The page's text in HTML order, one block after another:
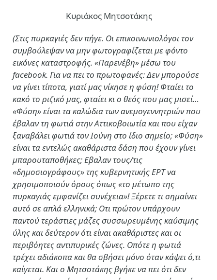
Κυριάκος Μητσοτάκης
(Στις πυρκαγιές δεν πήγε. Οι επικοινωνιολόγοι τον
συμβούλεψαν να μην φωτογραφίζεται με φόντο
εικόνες καταστροφής. «Παρενέβη» μέσω του
facebook. Για να πει το πρωτοφανές: Δεν μπορούσε
να γίνει τίποτα, γιατί μας νίκησε η φύση! Φταίει το
κακό το ριζικό μας, φταίει κι ο θεός που μας μισεί…
«Φύση» είναι τα καλώδια των ανεμογεννητριών που
έβαλαν τη φωτιά στην Αττικοβοιωτία και που είχαν
ξαναβάλει φωτιά τον Ιούνη στο ίδιο σημείο; «Φύση»
είναι τα εντελώς ακαθάριστα δάση που έχουν γίνει
μπαρουταποθήκες; Εβαλαν τους/τις
«δημοσιογράφους» της κυβερνητικής ΕΡΤ να
χρησιμοποιούν όρους όπως «το μέτωπο της
πυρκαγιάς εμφανίζει συνέχεια»! Ξέρετε τι σημαίνει
αυτό σε απλά ελληνικά; Οτι πρώτον υπάρχουν
παντού τεράστιες μάζες συσσωρευμένης καύσιμης
ύλης και δεύτερον ότι είναι ακαθάριστες και οι
περιβόητες αντιπυρικές ζώνες. Οπότε η φωτιά
τρέχει αδιάκοπα και θα σβήσει μόνο όταν κάψει ό,τι
καίγεται. Και ο Μητσοτάκης βγήκε να πει ότι δεν